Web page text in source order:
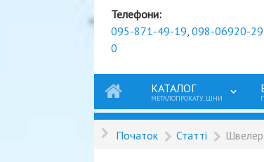
Телефони:
095-871-49-19,098-06920-29
0
КАТАЛОГ
МЕТАЛОПРОКАТУ, ЦІНИ
Початок Статті